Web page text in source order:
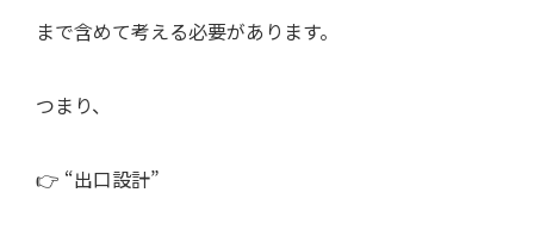
まで含めて考える必要があります。
つまり、
👉 “出口設計”